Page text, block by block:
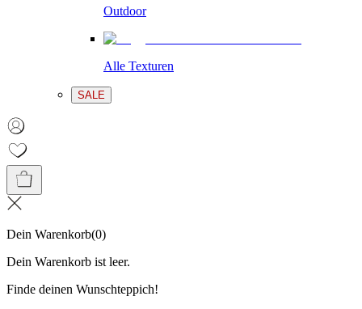
Outdoor
Alle Texturen
SALE
Dein Warenkorb(0)
Dein Warenkorb ist leer.
Finde deinen Wunschteppich!